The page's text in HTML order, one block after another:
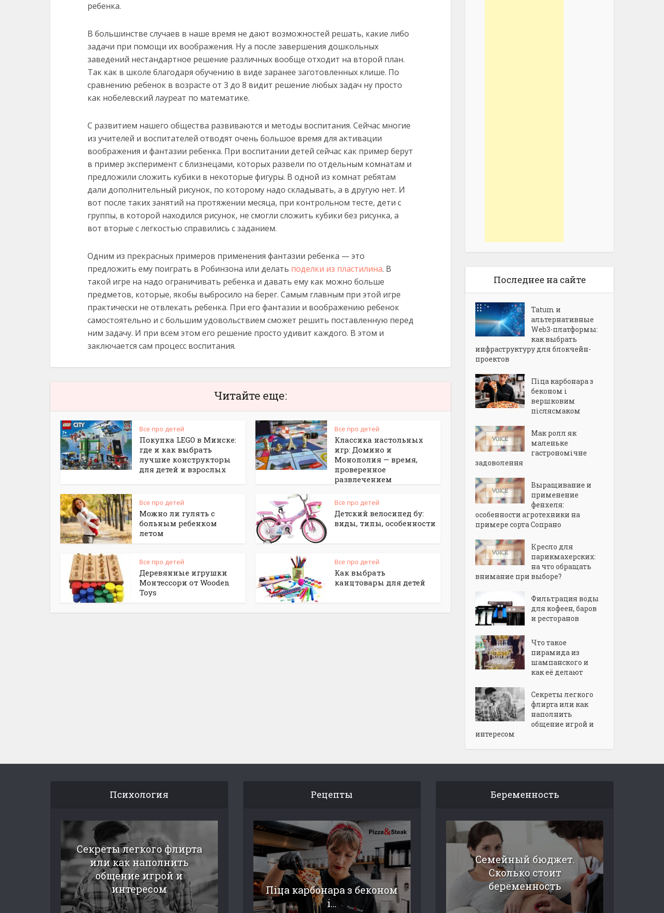
ребенка.
В большинстве случаев в наше время не дают возможностей решать, какие либо
задачи при помощи их воображения. Ну а после завершения дошкольных
заведений нестандартное решение различных вообще отходит на второй план.
Так как в школе благодаря обучению в виде заранее заготовленных клише. По
сравнению ребенок в возрасте от 3 до 8 видит решение любых задач ну просто
как нобелевский лауреат по математике.
С развитием нашего общества развиваются и методы воспитания. Сейчас многие
из учителей и воспитателей отводят очень большое время для активации
воображения и фантазии ребенка. При воспитании детей сейчас как пример берут
в пример эксперимент с близнецами, которых развели по отдельным комнатам и
предложили сложить кубики в некоторые фигуры. В одной из комнат ребятам
дали дополнительный рисунок, по которому надо складывать, а в другую нет. И
вот после таких занятий на протяжении месяца, при контрольном тесте, дети с
группы, в которой находился рисунок, не смогли сложить кубики без рисунка, а
вот вторые с легкостью справились с заданием.
Одним из прекрасных примеров применения фантазии ребенка — это
предложить ему поиграть в Робинзона или делать поделки из пластилина. В
такой игре на надо ограничивать ребенка и давать ему как можно больше
предметов, которые, якобы выбросило на берег. Самым главным при этой игре
практически не отвлекать ребенка. При его фантазии и воображению ребенок
самостоятельно и с большим удовольствием сможет решить поставленную перед
ним задачу. И при всем этом его решение просто удивит каждого. В этом и
заключается сам процесс воспитания.
Читайте еще:
Все про детей
Покупка LEGO в Минске:
где и как выбрать
лучшие конструкторы
для детей и взрослых
Все про детей
Классика настольных
игр: Домино и
Монополия — время,
проверенное
развлечением
Все про детей
Можно ли гулять с
больным ребенком
летом
Все про детей
Детский велосипед бу:
виды, типы, особенности
Все про детей
Деревянные игрушки
Монтессори от Wooden
Toys
Все про детей
Как выбрать
канцтовары для детей
Последнее на сайте
Tatum и
альтернативные
Web3-платформы:
как выбрать
инфраструктуру для блокчейн-
проектов
Піца карбонара з
беконом і
вершковим
післясмаком
Мак ролл як
маленьке
гастрономічне
задоволення
Выращивание и
применение
фенхеля:
особенности агротехники на
примере сорта Сопрано
Кресло для
парикмахерских:
на что обращать
внимание при выборе?
Фильтрация воды
для кофеен, баров
и ресторанов
Что такое
пирамида из
шампанского и
как её делают
Секреты легкого
флирта или как
наполнить
общение игрой и
интересом
Психология
Секреты легкого флирта
или как наполнить
общение игрой и
интересом
Рецепты
Піца карбонара з беконом
і...
Беременность
Семейный бюджет.
Сколько стоит
беременность